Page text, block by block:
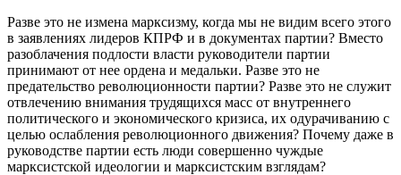
Разве это не измена марксизму, когда мы не видим всего этого
в заявлениях лидеров КПРФ и в документах партии? Вместо
разоблачения подлости власти руководители партии
принимают от нее ордена и медальки. Разве это не
предательство революционности партии? Разве это не служит
отвлечению внимания трудящихся масс от внутреннего
политического и экономического кризиса, их одурачиванию с
целью ослабления революционного движения? Почему даже в
руководстве партии есть люди совершенно чуждые
марксистской идеологии и марксистским взглядам?